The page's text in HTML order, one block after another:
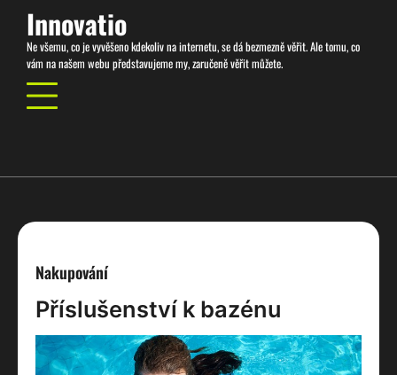
content
Innovatio
Ne všemu, co je vyvěšeno kdekoliv na internetu, se dá bezmezně věřit. Ale tomu, co
vám na našem webu představujeme my, zaručeně věřit můžete.
Nakupování
Příslušenství k bazénu